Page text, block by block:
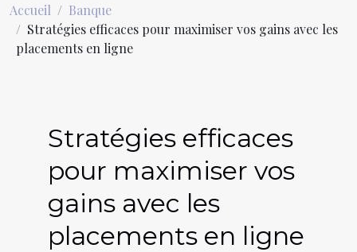
Accueil
Banque
Stratégies efficaces pour maximiser vos gains avec les
placements en ligne
Stratégies efficaces
pour maximiser vos
gains avec les
placements en ligne